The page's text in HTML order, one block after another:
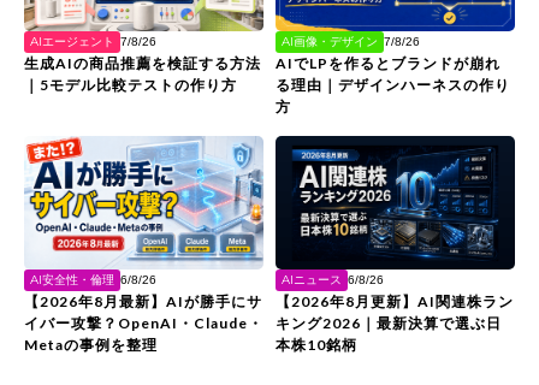
AIエージェント 7/8/26
生成AIの商品推薦を検証する方法
｜5モデル比較テストの作り方
AI画像・デザイン 7/8/26
AIでLPを作るとブランドが崩れ
る理由｜デザインハーネスの作り
方
AI安全性・倫理 6/8/26
【2026年8月最新】AIが勝手にサ
イバー攻撃？OpenAI・Claude・
Metaの事例を整理
AIニュース 6/8/26
【2026年8月更新】AI関連株ラン
キング2026｜最新決算で選ぶ日
本株10銘柄